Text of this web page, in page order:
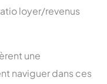
loyer/revenus
une
naviguer dans ces